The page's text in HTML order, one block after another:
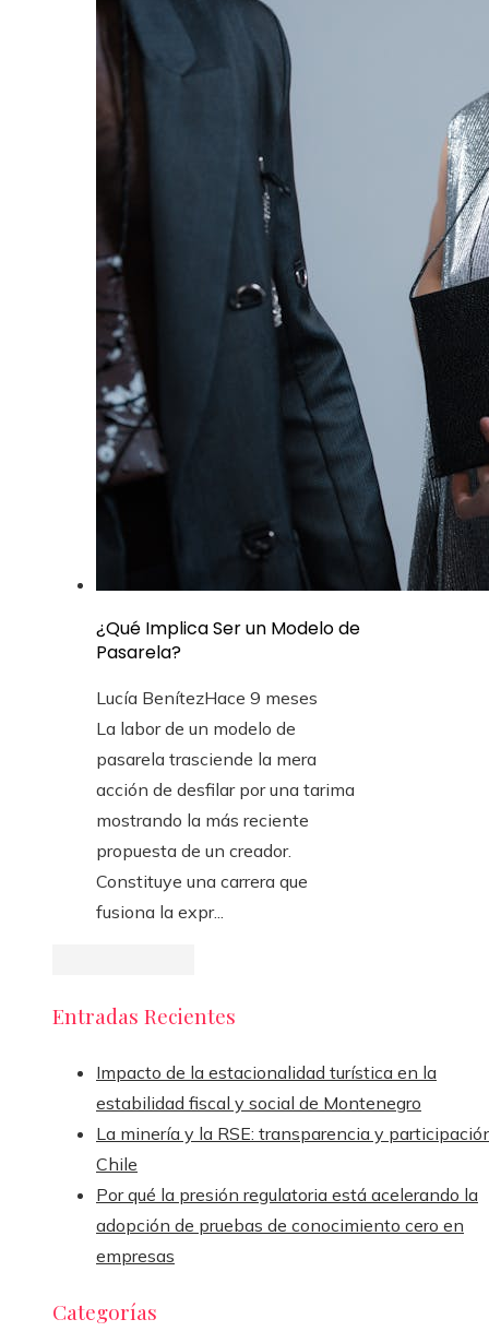
¿Qué Implica Ser un Modelo de
Pasarela?
Lucía BenítezHace 9 meses
La labor de un modelo de
pasarela trasciende la mera
acción de desfilar por una tarima
mostrando la más reciente
propuesta de un creador.
Constituye una carrera que
fusiona la expr...
Entradas Recientes
Impacto de la estacionalidad turística en la
estabilidad fiscal y social de Montenegro
La minería y la RSE: transparencia y
Chile
Por qué la presión regulatoria está acelerando la
adopción de pruebas de conocimiento cero en
empresas
Categorías